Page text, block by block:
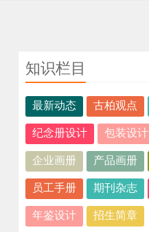
知识栏目
最新动态 古柏观点
纪念册设计 包装设计
企业画册 产品画册
员工手册 期刊杂志
年鉴设计 招生简章